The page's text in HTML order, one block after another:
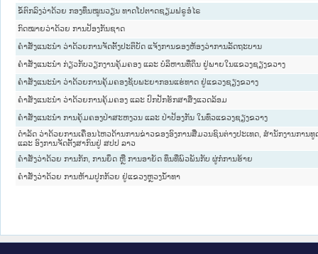
ຂໍ້ຕົກລົງວ່າດ້ວຍ ກອງທຶນໝູນວຽນ ທາດໂປຕາດຊຽມຟຣູອໍໄຣ
ກົດໝາຍວ່າດ້ວຍ ການປ້ອງກັນຊາດ
ຄຳສັ່ງແນະນຳ ວ່າດ້ວຍການຈັດຕັ້ງປະຕິບັດ ແຈ້ງການຂອງຫ້ອງວ່າການລັດຖະບານ
ຄຳສັ່ງແນະນຳ ກ່ຽວກັບວຽກງານຄຸ້ມຄອງ ແລະ ບໍລິຫານທີ່ດິນ ຢູ່ພາຍໃນແຂວງຊຽງຂວາງ
ຄຳສັ່ງແນະນຳ ວ່າດ້ວຍການຄຸ້ມຄອງຊັບພະຍາກອນແຮ່ທາດ ຢູ່ແຂວງຊຽງຂວາງ
ຄຳສັ່ງແນະນຳ ວ່າດ້ວຍການຄຸ້ມຄອງ ແລະ ປົກປັກຮັກສາສິ່ງແວດລ້ອມ
ຄຳສັ່ງແນະນຳ ການຄຸ້ມຄອງປ່າສະຫງວນ ແລະ ປ່າປ້ອງກັນ ໃນທົ່ວແຂວງຊຽງຂວາງ
ດຳລັດ ວ່າດ້ວຍການເຄື່ອນໄຫວດ້ານການຂ່າວຂອງອົງການສື່ມວນຊົນຕ່າງປະເທດ, ສຳນັກງານການທູ
ແລະ ອົງການຈັດຕັ້ງສາກົນຢູ່ ສປປ ລາວ
ຄຳ​ສັ່ງວ່າ​ດ້ວຍ ການ​ກັກ, ການ​ຍຶດ ຫຼື ການ​ອາ​ຍັດ ທຶນ​ທີ່​ພົວ​ພັນ​ກັບ ຜູ່ກໍ່​ການ​ຮ້າຍ
ຄຳສັ່ງວ່າດ້ວຍ ການຫ້າມປູກກ້ວຍ ຢູ່ແຂວງຫຼວງນໍ້າທາ